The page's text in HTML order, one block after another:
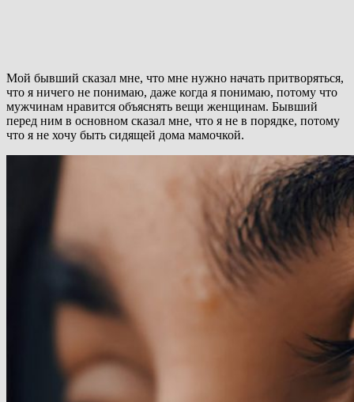
Мой бывший сказал мне, что мне нужно начать притворяться,
что я ничего не понимаю, даже когда я понимаю, потому что
мужчинам нравится объяснять вещи женщинам. Бывший
перед ним в основном сказал мне, что я не в порядке, потому
что я не хочу быть сидящей дома мамочкой.